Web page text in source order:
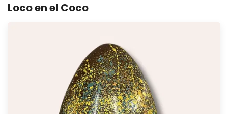
Loco en el Coco